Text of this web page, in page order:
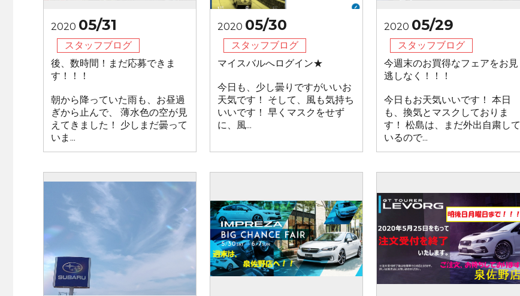
2020 05/31
スタッフブログ
後、数時間！まだ応募できま
す！！！
朝から降っていた雨も、お昼過
ぎから止んで、 薄水色の空が見
えてきました！ 少しまだ曇って
いま...
2020 05/30
スタッフブログ
マイスバルへログイン★
今日も、少し曇りですがいいお
天気です！ そして、風も気持ち
いいです！ 早くマスクをせず
に、風...
2020 05/29
スタッフブログ
今週末のお買得なフェアをお見
逃しなく！！！
今日もお天気いいです！ 本日
も、換気とマスクしておりま
す！ 松島は、まだ外出自粛して
いるので...